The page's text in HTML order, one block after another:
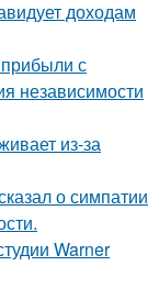
доходам
с
независимости
из-за
о симпатии
Warner